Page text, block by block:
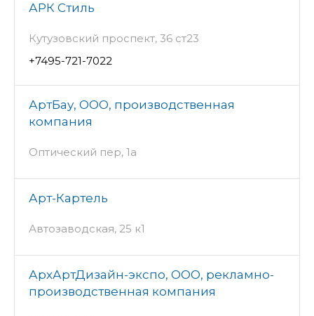
АРК Стиль
Кутузовский проспект, 36 ст23
+7495-721-7022
АртБау, ООО, производственная
компания
Оптический пер, 1а
Арт-Картель
Автозаводская, 25 к1
АрхАртДизайн-экспо, ООО, рекламно-
производственная компания